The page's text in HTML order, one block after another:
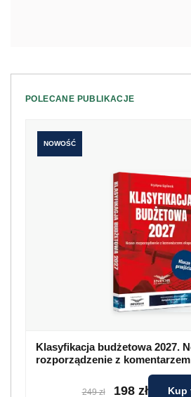
POLECANE PUBLIKACJE
NOWOŚĆ
Klasyfikacja budżetowa 2027.
rozporządzenie z
249 zł 198 zł Kup